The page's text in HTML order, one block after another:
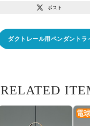
ポスト
ダクトレール用ペンダントラ
RELATED